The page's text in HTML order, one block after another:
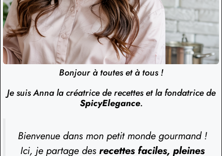
Bonjour à toutes et à tous !
Je suis Anna la créatrice de recettes et la fondatrice de
SpicyElegance.
Bienvenue dans mon petit monde gourmand !
Ici, je partage des recettes faciles, pleines